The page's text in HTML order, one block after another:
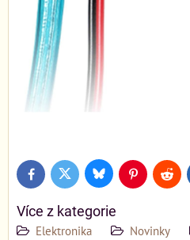
FacebookTwitter BlueskyPinterestReddit
Více z kategorie
Elektronika Novinky